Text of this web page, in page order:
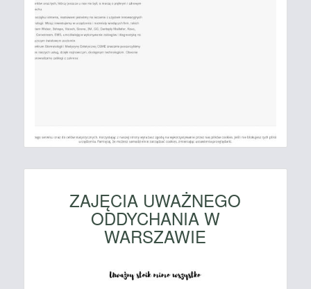
ZAJĘCIA UWAŻNEGO
ODDYCHANIA W
WARSZAWIE